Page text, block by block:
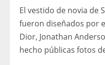
El vestido de novia de
fueron diseñados por
Dior, Jonathan
hecho públicas fotos